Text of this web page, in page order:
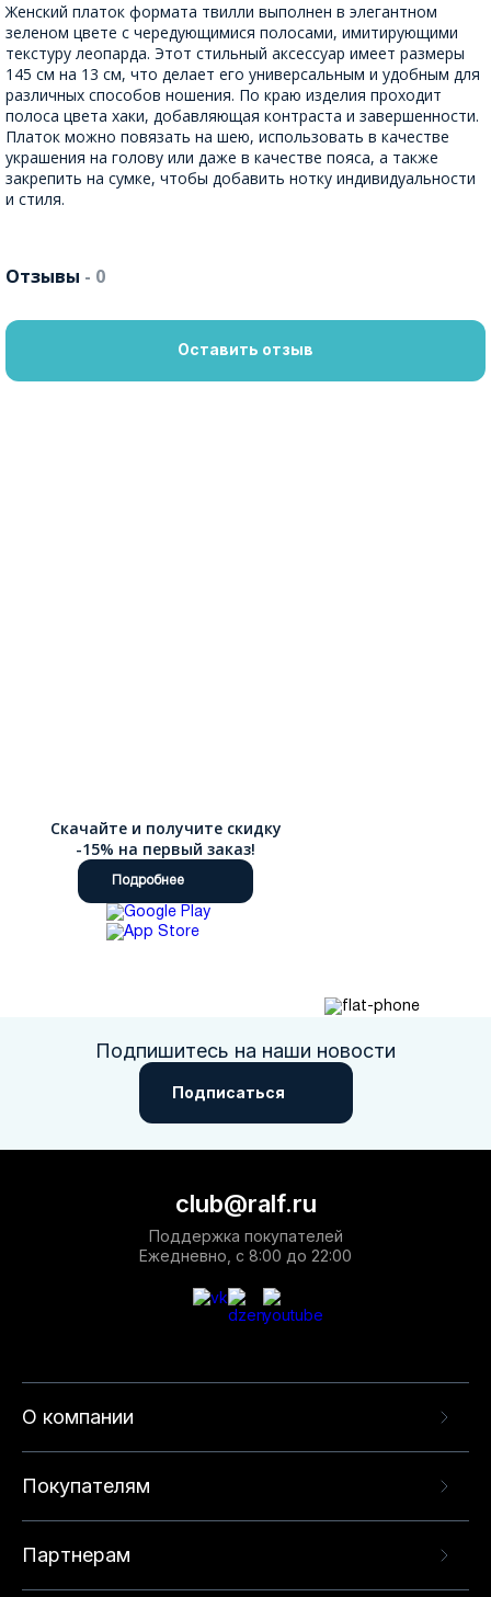
Женский платок формата твилли выполнен в элегантном
зеленом цвете с чередующимися полосами, имитирующими
текстуру леопарда. Этот стильный аксессуар имеет размеры
145 см на 13 см, что делает его универсальным и удобным для
различных способов ношения. По краю изделия проходит
полоса цвета хаки, добавляющая контраста и завершенности.
Платок можно повязать на шею, использовать в качестве
украшения на голову или даже в качестве пояса, а также
закрепить на сумке, чтобы добавить нотку индивидуальности
и стиля.
Отзывы - 0
Оставить отзыв
Скачайте и получите скидку
-15% на первый заказ!
Подробнее
Подпишитесь на наши новости
Подписаться
О компании
Покупателям
Партнерам
club@ralf.ru
Поддержка покупателей
Ежедневно, с 8:00 до 22:00